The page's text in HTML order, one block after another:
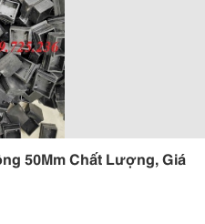
50Mm Chất Lượng, Giá